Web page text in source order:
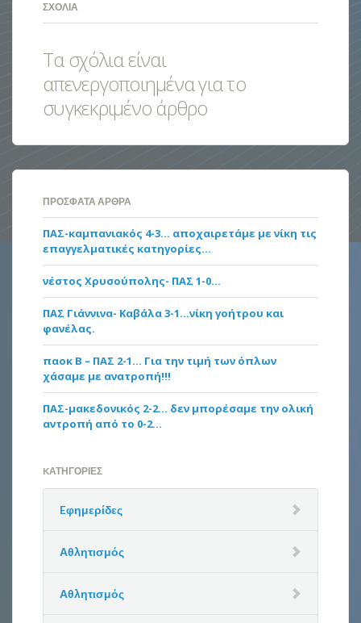
ΣΧΌΛΙΑ
Τα σχόλια είναι
απενεργοποιημένα για το
συγκεκριμένο άρθρο
ΠΡΌΣΦΑΤΑ ΆΡΘΡΑ
ΠΑΣ-καμπανιακός 4-3… αποχαιρετάμε με νίκη τις
επαγγελματικές κατηγορίες…
νέστος Χρυσούπολης- ΠΑΣ 1-0…
ΠΑΣ Γιάννινα- Καβάλα 3-1…νίκη γοήτρου και
φανέλας.
παοκ Β – ΠΑΣ 2-1… Για την τιμή των όπλων
χάσαμε με ανατροπή!!!
ΠΑΣ-μακεδονικός 2-2… δεν μπορέσαμε την ολική
αντροπή από το 0-2…
KΑΤΗΓΟΡΊΕΣ
Eφημερίδες
Αθλητισμός
Αθλητισμός